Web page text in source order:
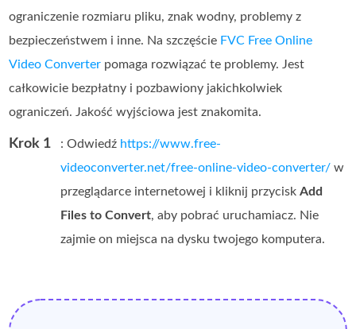
ograniczenie rozmiaru pliku, znak wodny, problemy z
bezpieczeństwem i inne. Na szczęście FVC Free Online
Video Converter pomaga rozwiązać te problemy. Jest
całkowicie bezpłatny i pozbawiony jakichkolwiek
ograniczeń. Jakość wyjściowa jest znakomita.
Krok 1 : Odwiedź https://www.free-
videoconverter.net/free-online-video-converter/ w
przeglądarce internetowej i kliknij przyciskAdd
Files to Convert, aby pobrać uruchamiacz. Nie
zajmie on miejsca na dysku twojego komputera.